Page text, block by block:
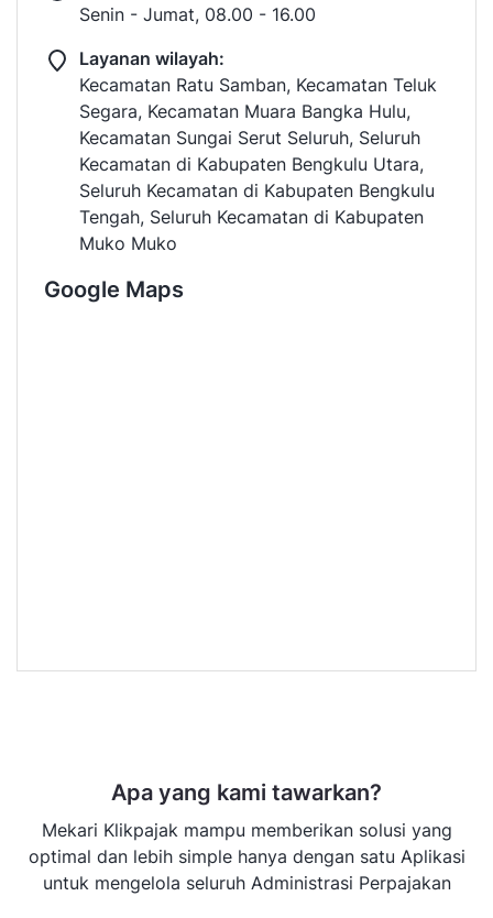
Senin - Jumat, 08.00 - 16.00
Layanan wilayah:
Kecamatan Ratu Samban, Kecamatan Teluk
Segara, Kecamatan Muara Bangka Hulu,
Kecamatan Sungai Serut Seluruh, Seluruh
Kecamatan di Kabupaten Bengkulu Utara,
Seluruh Kecamatan di Kabupaten Bengkulu
Tengah, Seluruh Kecamatan di Kabupaten
Muko Muko
Google Maps
Apa yang kami tawarkan?
Mekari Klikpajak mampu memberikan solusi yang
optimal dan lebih simple hanya dengan satu Aplikasi
untuk mengelola seluruh Administrasi Perpajakan